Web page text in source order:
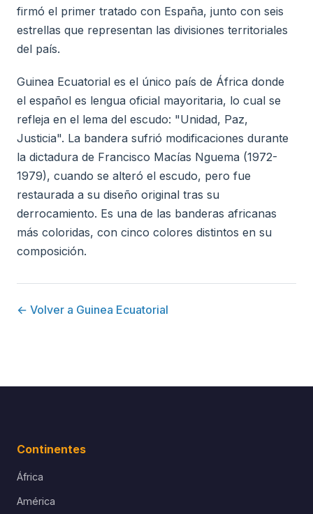
firmó el primer tratado con España, junto con seis
estrellas que representan las divisiones territoriales
del país.
Guinea Ecuatorial es el único país de África donde
el español es lengua oficial mayoritaria, lo cual se
refleja en el lema del escudo: "Unidad, Paz,
Justicia". La bandera sufrió modificaciones durante
la dictadura de Francisco Macías Nguema (1972-
1979), cuando se alteró el escudo, pero fue
restaurada a su diseño original tras su
derrocamiento. Es una de las banderas africanas
más coloridas, con cinco colores distintos en su
composición.
← Volver a Guinea Ecuatorial
Continentes
África
América